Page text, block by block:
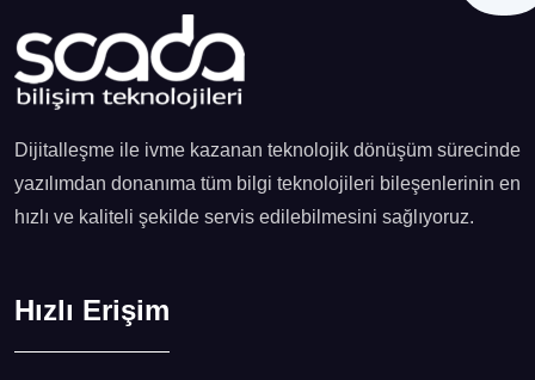
Dijitalleşme ile ivme kazanan teknolojik dönüşüm sürecinde
yazılımdan donanıma tüm bilgi teknolojileri bileşenlerinin en
hızlı ve kaliteli şekilde servis edilebilmesini sağlıyoruz.
Hızlı Erişim